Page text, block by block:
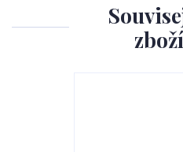
zboží